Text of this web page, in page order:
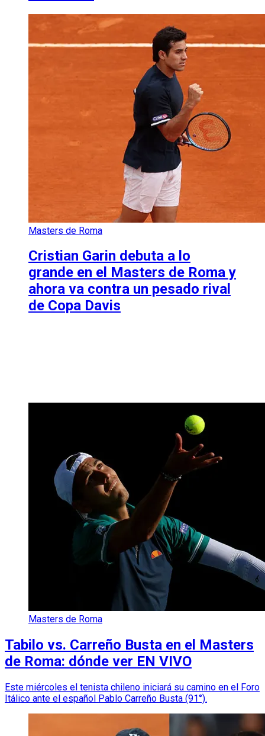
Masters de Roma
Cristian Garin debuta a lo
grande en el Masters de Roma y
ahora va contra un pesado rival
de Copa Davis
Masters de Roma
Tabilo vs. Carreño Busta en el Masters
de Roma: dónde ver EN VIVO
Este miércoles el tenista chileno iniciará su camino en el Foro
Itálico ante el español Pablo Carreño Busta (91°).